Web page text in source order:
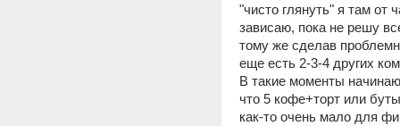
"чисто глянуть" я там от
зависаю, пока не решу
тому же сделав
еще есть 2-3-4 других
В такие моменты
что 5 кофе+торт или
как-то очень мало для